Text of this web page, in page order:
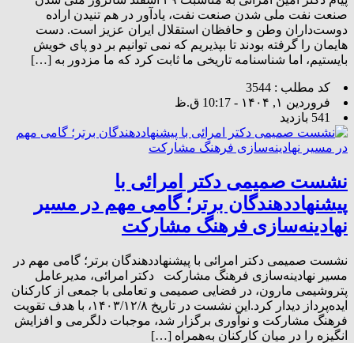
صنعت نفت ملی شدن صنعت نفت، یادآور در هم تنیدن‌ اراده‌
دوست‌داران وطن و حافظان استقلال ایران عزیز است. دست
هایمان را گرفته بودند تا بپذیریم که نمی توانیم بر دو پای خویش
بایستیم، اما شناسنامه تاریخی ما ثابت کرد که ما مزدور به […]
کد مطلب : 3544
فروردین ۱, ۱۴۰۴ - 10:17 ق.ظ
541 بازدید
نشست صمیمی دکتر امرائی با
پیشنهاددهندگان برتر؛ گامی مهم در مسیر
نهادینه‌سازی فرهنگ مشارکت
نشست صمیمی دکتر امرائی با پیشنهاددهندگان برتر؛ گامی مهم در
مسیر نهادینه‌سازی فرهنگ مشارکت دکتر امرائی، مدیرعامل
پتروشیمی مارون، در فضایی صمیمی و تعاملی با جمعی از کارکنان
ایده‌پرداز دیدار کرد.این نشست در تاریخ ۱۴۰۳/۱۲/۸، با هدف تقویت
فرهنگ مشارکت و نوآوری برگزار شد، موجبات دلگرمی و افزایش
انگیزه را در میان کارکنان به‌همراه […]